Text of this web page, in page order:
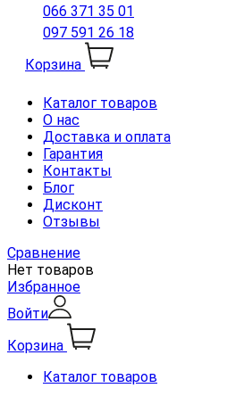
066 371 35 01
097 591 26 18
Корзина
Каталог товаров
О нас
Доставка и оплата
Гарантия
Контакты
Блог
Дисконт
Отзывы
Сравнение
Нет товаров
Избранное
Войти
Корзина
Каталог товаров